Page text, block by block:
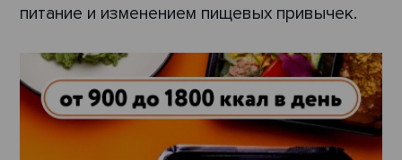
питание и изменением пищевых привычек.